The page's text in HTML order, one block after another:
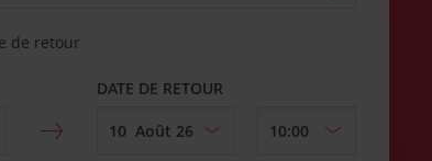
de retour
DATE DE RETOUR